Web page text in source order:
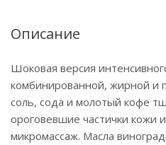
Описание
Шоковая версия
комбинированной, жирной и
соль, сода и молотый кофе
ороговевшие частички кожи
микромассаж. Масла